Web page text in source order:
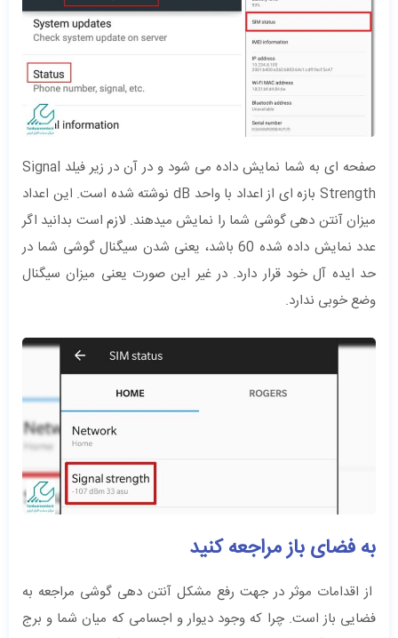
صفحه ای به شما نمایش داده می شود و در آن در زیر فیلد Signal
Strength بازه ای از اعداد با واحد dB نوشته شده است. این اعداد
میزان آنتن دهی گوشی شما را نمایش میدهند. لازم است بدانید اگر
عدد نمایش داده شده 60 باشد، یعنی شدن سیگنال گوشی شما در
حد ایده آل خود قرار دارد. در غیر این صورت یعنی میزان سیگنال
وضع خوبی ندارد.
به فضای باز مراجعه کنید
از اقدامات موثر در جهت رفع مشکل آنتن دهی گوشی مراجعه به
فضایی باز است. چرا که وجود دیوار و اجسامی که میان شما و برج